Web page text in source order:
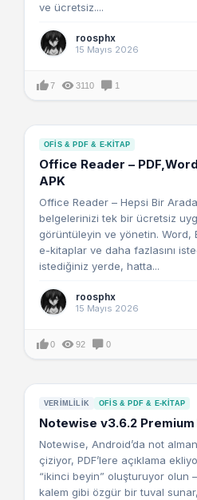
ve ücretsiz....
roosphx
15 Mayıs 2026
7 3110 1
OFIS & PDF & E-KITAP
Office Reader –
APK
Office Reader – Hepsi Bir
belgelerinizi tek bir ücretsiz
görüntüleyin ve yönetin. Word,
e-kitaplar ve daha fazlasını
istediğiniz yerde, hatta...
roosphx
15 Mayıs 2026
0 92 0
VERIMLILIK OFIS & PDF & E-KITAP
Notewise v3.6.2 Premium
Notewise, Android’da not
çiziyor, PDF’lere açıklama
“ikinci beyin” oluşturuyor olun
kalem gibi özgür bir tuval